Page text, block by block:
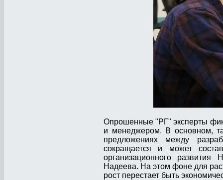
Опрошенные "РГ" эксперты
и менеджером. В основном,
предложениях между
сокращается и может
организационного
Надеева. На этом фоне для
рост перестает быть